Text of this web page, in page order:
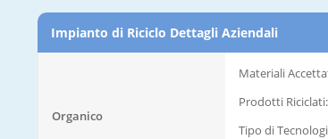
Impianto di Riciclo Dettagli Aziendali
Organico
Materiali
Prodotti Riciclati:
Tipo di